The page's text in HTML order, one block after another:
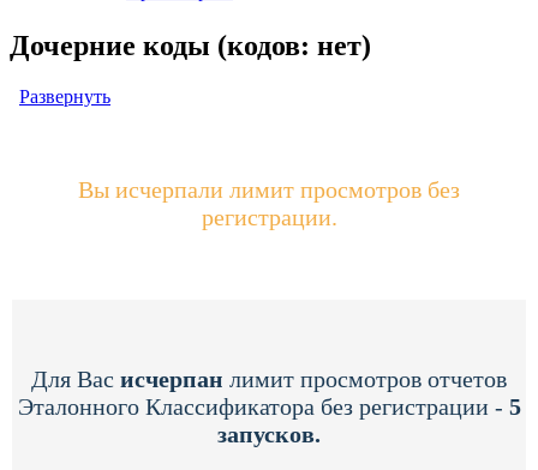
Дочерние коды (кодов: нет)
Развернуть
Вы исчерпали лимит просмотров без
регистрации.
Для Вас исчерпан лимит просмотров отчетов
Эталонного Классификатора без регистрации - 5
запусков.